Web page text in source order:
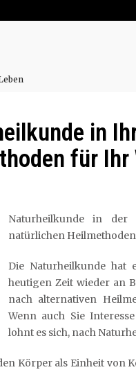
in
für Ihr
Naturheilkunde in der
natürlichen Heilmethoden
Die Naturheilkunde
heutigen Zeit wieder an
nach alternativen
Wenn auch Sie
lohnt es sich, nach
Körper als Einheit von